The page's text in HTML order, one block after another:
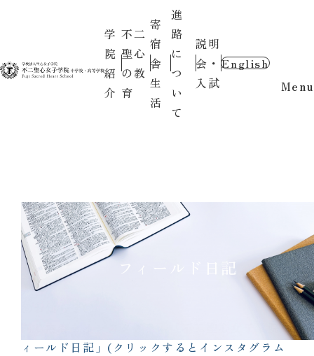
学
院
紹
介
不二
聖心
の教
育
寄
宿
舎
生
活
進
路
に
つ
い
て
説明
会・
入試
English
Menu
インスタグラム「不二聖心女子学院フ
ィールド日記」(クリックするとインスタグラム
フィールド日記